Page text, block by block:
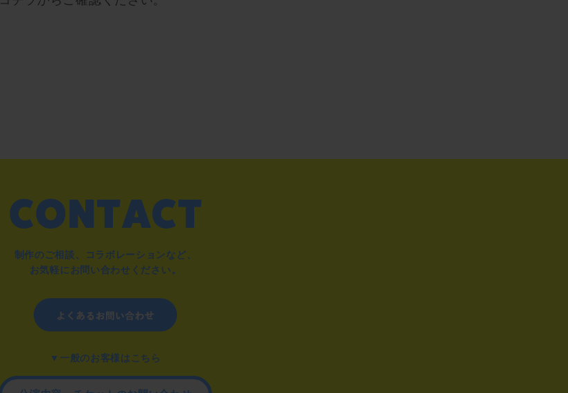
制作のご相談、コラボレーションなど、
お気軽にお問い合わせください。
▼一般のお客様はこちら